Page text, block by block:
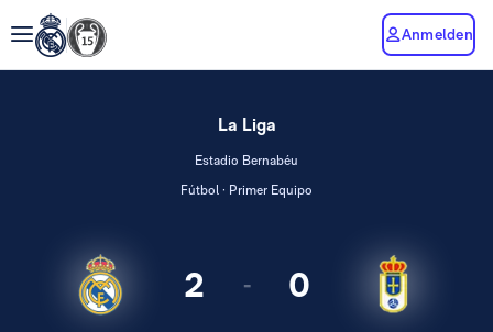
Anmelden
La Liga
Estadio Bernabéu
Fútbol · Primer Equipo
2 - 0